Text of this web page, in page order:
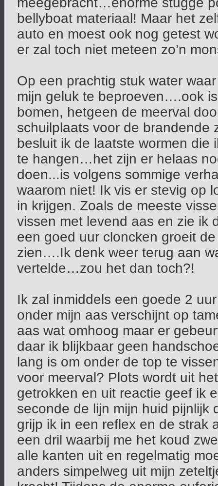
bellyboat materiaal! Maar het
auto en moest ook nog getest
er zal toch niet meteen zo’n
Op een prachtig stuk water
mijn geluk te beproeven….ook
bomen, hetgeen de meerval
schuilplaats voor de brandende
besluit ik de laatste wormen
te hangen…het zijn er helaas
doen...is volgens sommige
waarom niet! Ik vis er stevig op
in krijgen. Zoals de meeste
vissen met levend aas en zie ik
een goed uur cloncken groeit
zien….Ik denk weer terug aan
vertelde…zou het dan toch?!
Ik zal inmiddels een goede 2
onder mijn aas verschijnt op
aas wat omhoog maar er
daar ik blijkbaar geen
lang is om onder de top te
voor meerval? Plots wordt uit
getrokken en uit reactie geef ik
seconde de lijn mijn huid
grijp ik in een reflex en de strak
een dril waarbij me het koud
alle kanten uit en regelmatig
anders simpelweg uit mijn